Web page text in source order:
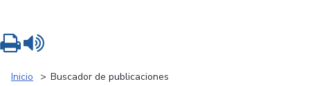
Inicio Buscador de publicaciones
Imprimir